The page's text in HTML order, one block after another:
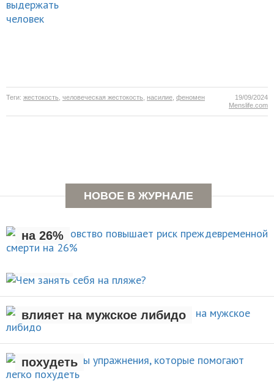
Теги: жестокость человеческая жестокость насилие феномен
19/09/2024
Menslife.com
НОВОЕ В ЖУРНАЛЕ
Раннее отцовство повышает
на 26%
Чем занять себя на
АКТИВНЫЙ ОТДЫХ
Рождение ребенка негативно
влияет на мужское либидо
НОВОСТИ
Стали известны упражнения,
которые помогают легко
похудеть
Чем заняться на